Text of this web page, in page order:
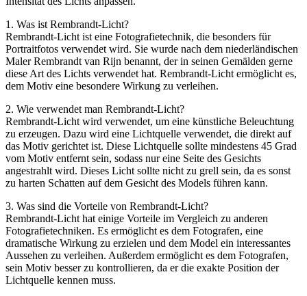
1. Was ist Rembrandt-Licht?
Rembrandt-Licht ist eine Fotografietechnik, die besonders für
Portraitfotos verwendet wird. Sie wurde nach dem niederländischen
Maler Rembrandt van Rijn benannt, der in seinen Gemälden gerne
diese Art des Lichts verwendet hat. Rembrandt-Licht ermöglicht es,
dem Motiv eine besondere Wirkung zu verleihen.
2. Wie verwendet man Rembrandt-Licht?
Rembrandt-Licht wird verwendet, um eine künstliche Beleuchtung
zu erzeugen. Dazu wird eine Lichtquelle verwendet, die direkt auf
das Motiv gerichtet ist. Diese Lichtquelle sollte mindestens 45 Grad
vom Motiv entfernt sein, sodass nur eine Seite des Gesichts
angestrahlt wird. Dieses Licht sollte nicht zu grell sein, da es sonst
zu harten Schatten auf dem Gesicht des Models führen kann.
3. Was sind die Vorteile von Rembrandt-Licht?
Rembrandt-Licht hat einige Vorteile im Vergleich zu anderen
Fotografietechniken. Es ermöglicht es dem Fotografen, eine
dramatische Wirkung zu erzielen und dem Model ein interessantes
Aussehen zu verleihen. Außerdem ermöglicht es dem Fotografen,
sein Motiv besser zu kontrollieren, da er die exakte Position der
Lichtquelle kennen muss.